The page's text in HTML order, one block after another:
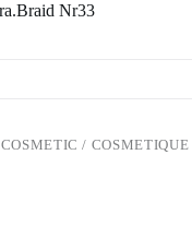
Nr33
COSMETIC / COSMETIQUE